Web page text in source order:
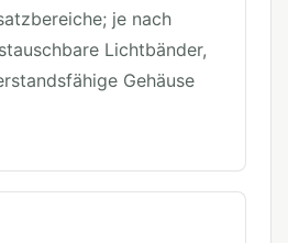
je nach
Lichtbänder,
Gehäuse